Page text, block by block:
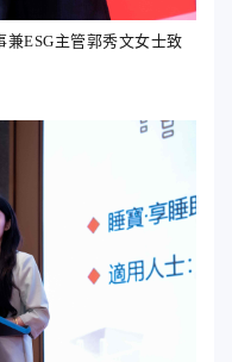
兼ESG主管郭秀文女士致